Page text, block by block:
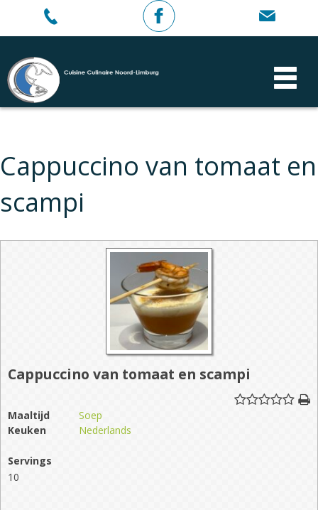
Cappuccino van tomaat en
scampi
Cappuccino van tomaat en scampi
Maaltijd
Soep
Keuken
Nederlands
Servings
10